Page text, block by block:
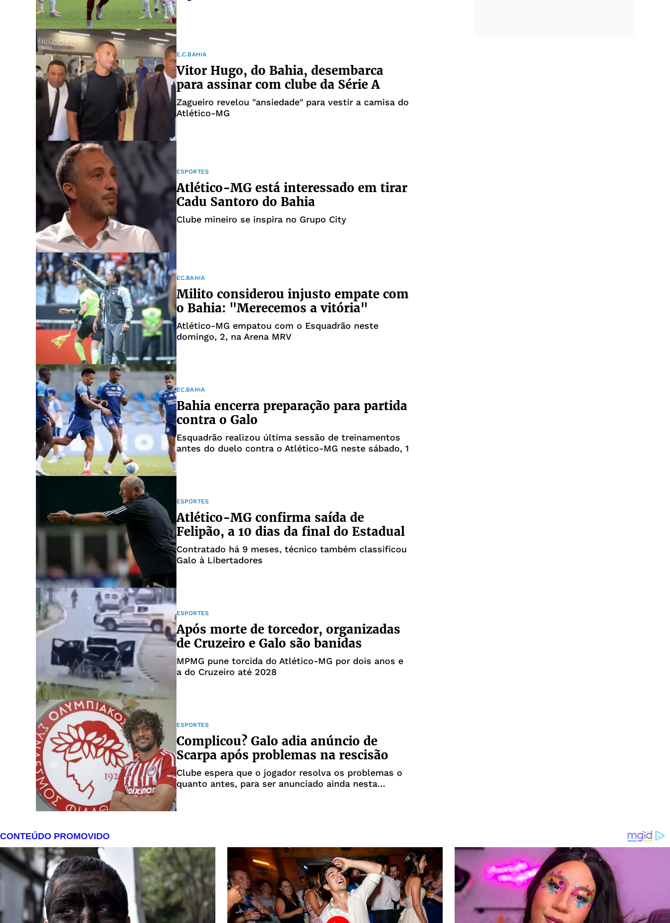
E.C.BAHIA
Vitor Hugo, do Bahia, desembarca
para assinar com clube da Série A
Zagueiro revelou "ansiedade" para vestir a camisa do
Atlético-MG
ESPORTES
Atlético-MG está interessado em tirar
Cadu Santoro do Bahia
Clube mineiro se inspira no Grupo City
EC.BAHIA
Milito considerou injusto empate com
o Bahia: "Merecemos a vitória"
Atlético-MG empatou com o Esquadrão neste
domingo, 2, na Arena MRV
EC.BAHIA
Bahia encerra preparação para partida
contra o Galo
Esquadrão realizou última sessão de treinamentos
antes do duelo contra o Atlético-MG neste sábado, 1
ESPORTES
Atlético-MG confirma saída de
Felipão, a 10 dias da final do Estadual
Contratado há 9 meses, técnico também classificou
Galo à Libertadores
ESPORTES
Após morte de torcedor, organizadas
de Cruzeiro e Galo são banidas
MPMG pune torcida do Atlético-MG por dois anos e
a do Cruzeiro até 2028
ESPORTES
Complicou? Galo adia anúncio de
Scarpa após problemas na rescisão
Clube espera que o jogador resolva os problemas o
quanto antes, para ser anunciado ainda nesta